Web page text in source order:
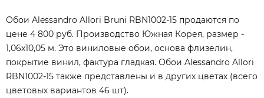
Обои Alessandro Allori Bruni RBN1002-15 продаются по
цене 4 800 руб. Производство Южная Корея, размер -
1,06x10,05 м. Это виниловые обои, основа флизелин,
покрытие винил, фактура гладкая. Обои Alessandro Allori
RBN1002-15 также представлены и в других цветах (всего
цветовых вариантов 46 шт).